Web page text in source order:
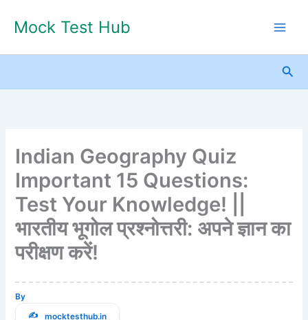
Mock Test Hub
Indian Geography Quiz
Important 15 Questions:
Test Your Knowledge! ||
भारतीय भूगोल प्रश्नोत्तरी: अपने ज्ञान का
परीक्षण करें!
By
mocktesthub.in